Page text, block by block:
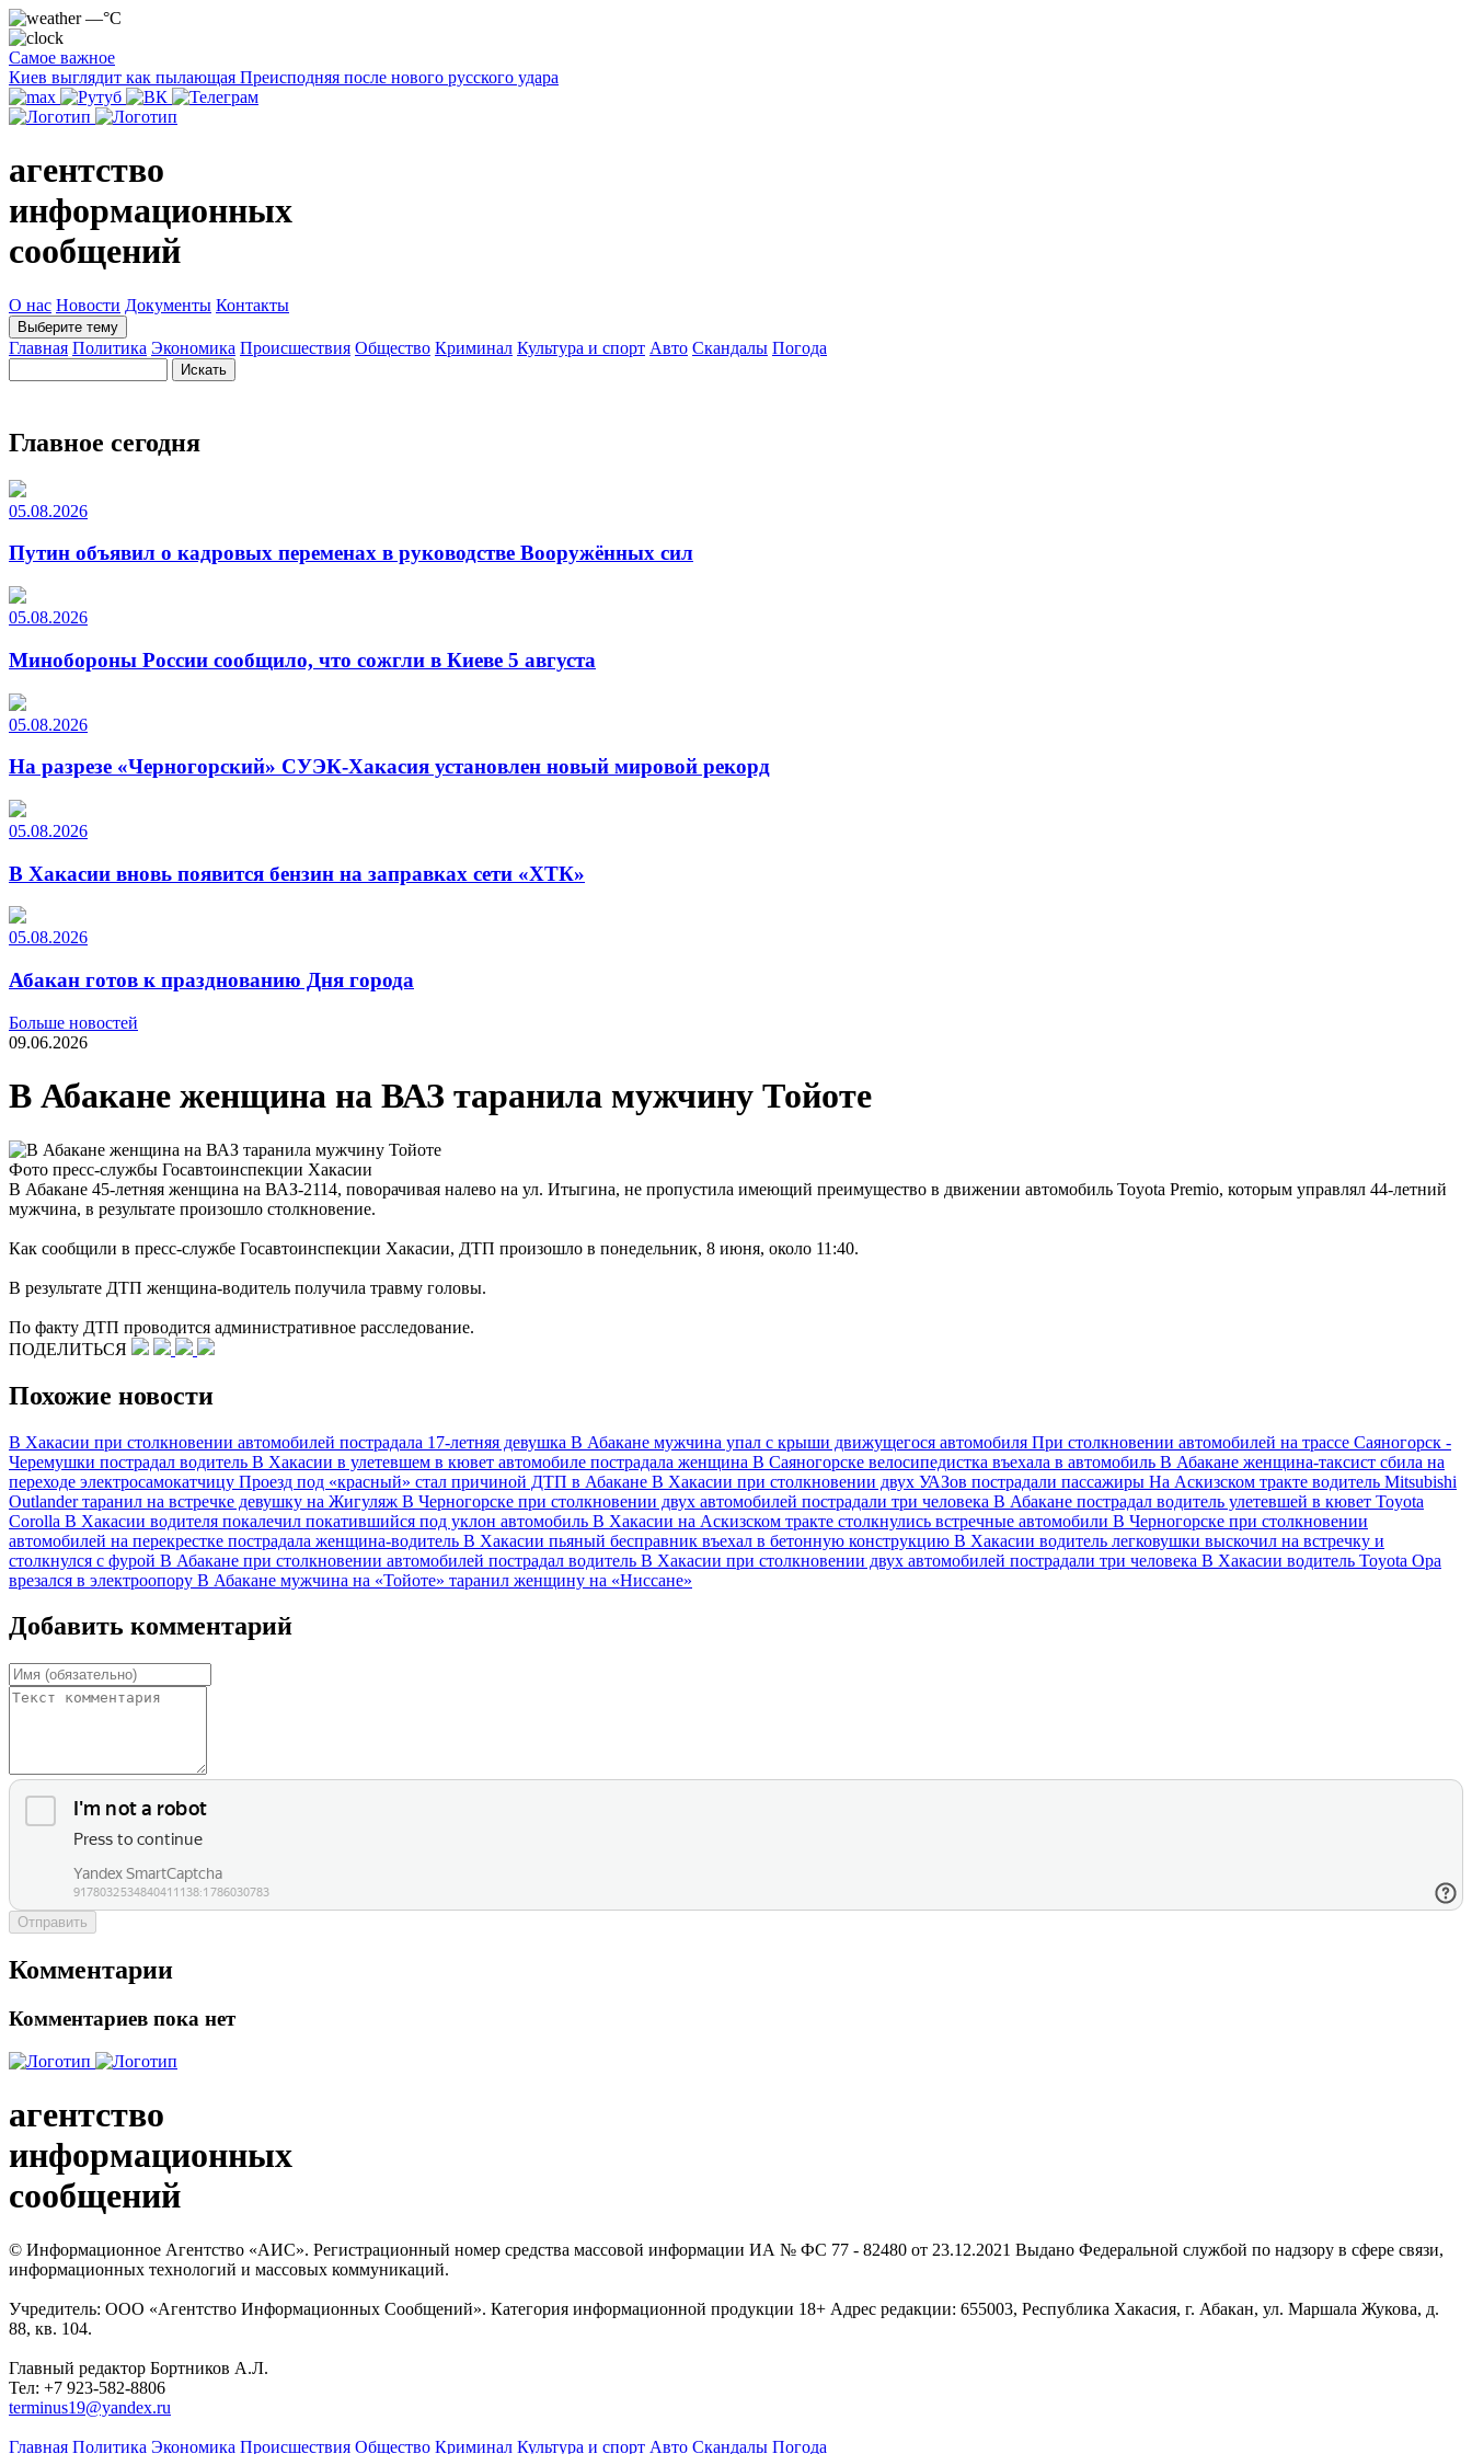
—°C
Самое важное
Киев выглядит как пылающая Преисподняя после нового русского удара
агентство
информационных
сообщений
О нас Новости Документы Контакты
Выберите тему
Главная Политика Экономика Происшествия Общество Криминал Культура и спорт Авто Скандалы Погода
Главное сегодня
05.08.2026
Путин объявил о кадровых переменах в руководстве Вооружённых сил
05.08.2026
Минобороны России сообщило, что сожгли в Киеве 5 августа
05.08.2026
На разрезе «Черногорский» СУЭК-Хакасия установлен новый мировой рекорд
05.08.2026
В Хакасии вновь появится бензин на заправках сети «ХТК»
05.08.2026
Абакан готов к празднованию Дня города
Больше новостей
09.06.2026
В Абакане женщина на ВАЗ таранила мужчину Тойоте
Фото пресс-службы Госавтоинспекции Хакасии
В Абакане 45-летняя женщина на ВАЗ-2114, поворачивая налево на ул. Итыгина, не пропустила имеющий преимущество в движении автомобиль Toyota Premio, которым управлял 44-летний
мужчина, в результате произошло столкновение.
Как сообщили в пресс-службе Госавтоинспекции Хакасии, ДТП произошло в понедельник, 8 июня, около 11:40.
В результате ДТП женщина-водитель получила травму головы.
По факту ДТП проводится административное расследование.
ПОДЕЛИТЬСЯ
Похожие новости
В Хакасии при столкновении автомобилей пострадала 17-летняя девушка В Абакане мужчина упал с крыши движущегося автомобиля При столкновении автомобилей на трассе Саяногорск -
Черемушки пострадал водитель В Хакасии в улетевшем в кювет автомобиле пострадала женщина В Саяногорске велосипедистка въехала в автомобиль В Абакане женщина-таксист сбила на
переходе электросамокатчицу Проезд под «красный» стал причиной ДТП в Абакане В Хакасии при столкновении двух УАЗов пострадали пассажиры На Аскизском тракте водитель Mitsubishi
Outlander таранил на встречке девушку на Жигуляж В Черногорске при столкновении двух автомобилей пострадали три человека В Абакане пострадал водитель улетевшей в кювет Toyota
Corolla В Хакасии водителя покалечил покатившийся под уклон автомобиль В Хакасии на Аскизском тракте столкнулись встречные автомобили В Черногорске при столкновении
автомобилей на перекрестке пострадала женщина-водитель В Хакасии пьяный бесправник въехал в бетонную конструкцию В Хакасии водитель легковушки выскочил на встречку и
столкнулся с фурой В Абакане при столкновении автомобилей пострадал водитель В Хакасии при столкновении двух автомобилей пострадали три человека В Хакасии водитель Toyota Opa
врезался в электроопору В Абакане мужчина на «Тойоте» таранил женщину на «Ниссане»
Добавить комментарий
Отправить
Комментарии
Комментариев пока нет
агентство
информационных
сообщений
© Информационное Агентство «АИС». Регистрационный номер средства массовой информации ИА № ФС 77 - 82480 от 23.12.2021 Выдано Федеральной службой по надзору в сфере связи,
информационных технологий и массовых коммуникаций.
Учредитель: ООО «Агентство Информационных Сообщений». Категория информационной продукции 18+ Адрес редакции: 655003, Республика Хакасия, г. Абакан, ул. Маршала Жукова, д.
88, кв. 104.
Главный редактор Бортников А.Л.
Тел: +7 923-582-8806
terminus19@yandex.ru
Главная Политика Экономика Происшествия Общество Криминал Культура и спорт Авто Скандалы Погода